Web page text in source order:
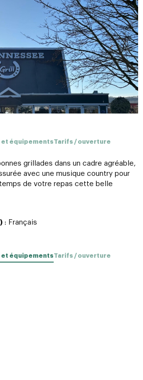
équipementsTarifs / ouverture
grillades dans un cadre agréable,
avec une musique country pour
de votre repas cette belle
: Français
équipementsTarifs / ouverture